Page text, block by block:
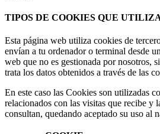
TIPOS DE COOKIES QUE
Esta página web utiliza cookies de
envían a tu ordenador o terminal desde
web que no es gestionada por nosotros,
trata los datos obtenidos a través de las
En este caso las Cookies son utilizadas
relacionados con las visitas que recibe y
consultan, quedando aceptado su uso al